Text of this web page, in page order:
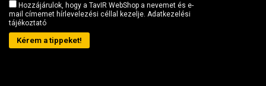
Hozzájárulok, hogy a TavIR WebShop a nevemet és e-
mail címemet hírlevelezési céllal kezelje. Adatkezelési
tájékoztató
Kérem a tippeket!